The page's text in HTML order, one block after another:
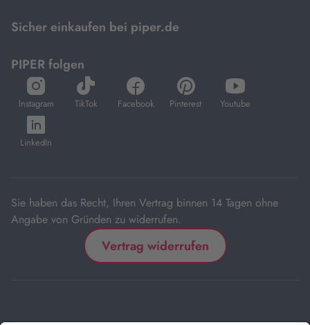
Sicher einkaufen bei piper.de
PIPER folgen
Instagram
öffnet
in
neuem
Tab
TikTok
öffnet
in
Facebook
öffnet
in
Pinterest
öffnet
in
Youtube
öffnet
in
LinkedIn
öffnet
in
Sie haben das Recht, Ihren Vertrag binnen 14 Tagen ohne
Angabe von Gründen zu widerrufen.
Vertrag widerrufen